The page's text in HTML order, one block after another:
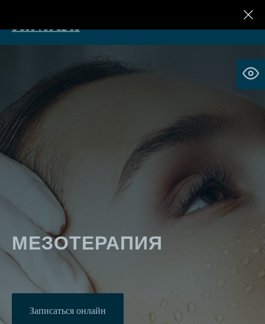
8 800 700 32 03
МЕЗОТЕРАПИЯ
Записаться онлайн